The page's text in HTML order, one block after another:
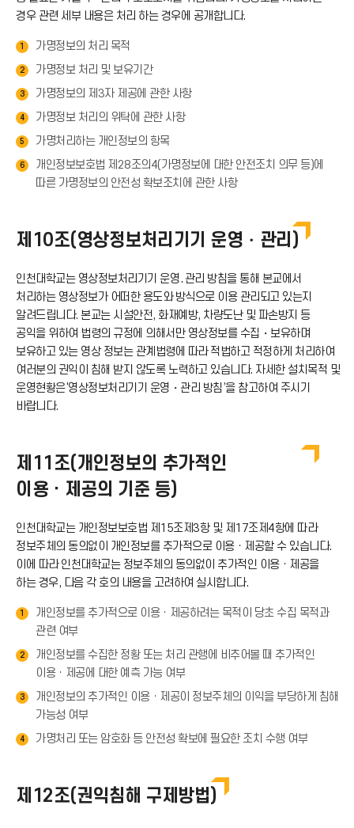
이
경우 관련 세부 내용은 처리 하는 경우에 공개합니다.
1 가명정보의 처리 목적
2 가명정보 처리 및 보유기간
3 가명정보의 제3자 제공에 관한 사항
4 가명정보 처리의 위탁에 관한 사항
5 가명처리하는 개인정보의 항목
6
개인정보보호법 제28조의4(가명정보에 대한 안전조치 의무 등)에
따른 가명정보의 안전성 확보조치에 관한 사항
제10조(영상정보처리기기 운영・관리)
인천대학교는 영상정보처리기기 운영․관리 방침을 통해 본교에서
처리하는 영상정보가 어떠한 용도와 방식으로 이용 관리되고 있는지
알려드립니다. 본교는 시설안전, 화재예방, 차량도난 및 파손방지 등
공익을 위하여 법령의 규정에 의해서만 영상정보를 수집・보유하며
보유하고 있는 영상 정보는 관계법령에 따라 적법하고 적정하게 처리하여
여러분의 권익이 침해 받지 않도록 노력하고 있습니다. 자세한 설치목적 및
운영현황은‘영상정보처리기기 운영・관리 방침’을 참고하여 주시기
바랍니다.
제11조(개인정보의 추가적인
이용ㆍ제공의 기준 등)
인천대학교는 개인정보보호법 제15조제3항 및 제17조제4항에 따라
정보주체의 동의없이 개인정보를 추가적으로 이용ㆍ제공할 수 있습니다.
이에 따라 인천대학교는 정보주체의 동의없이 추가적인 이용ㆍ제공을
하는 경우, 다음 각 호의 내용을 고려하여 실시합니다.
1
개인정보를 추가적으로 이용ㆍ제공하려는 목적이 당초 수집 목적과
관련 여부
2
개인정보를 수집한 정황 또는 처리 관행에 비추어볼 때 추가적인
이용ㆍ제공에 대한 예측 가능 여부
3
개인정보의 추가적인 이용ㆍ제공이 정보주체의 이익을 부당하게 침해
가능성 여부
4 가명처리 또는 암호화 등 안전성 확보에 필요한 조치 수행 여부
제12조(권익침해 구제방법)